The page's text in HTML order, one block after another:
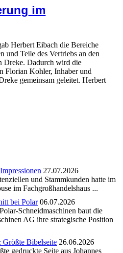
im
Herbert Eibach die Bereiche
und Teile des Vertriebs an den
Dreke. Dadurch wird die
Florian Kohler, Inhaber und
gemeinsam geleitet. Herbert
27.07.2026
und Stammkunden hatte im
im Fachgroßhandelshaus ...
bei Polar06.07.2026
Schneidmaschinen baut die
AG ihre strategische Position
Größte Bibelseite 26.06.2026
gedruckte Seite aus Johannes